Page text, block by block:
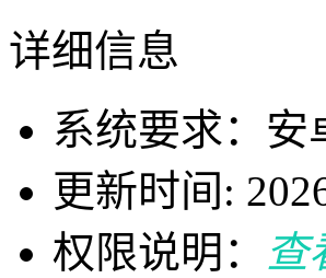
详细信息
系统要求：安
更新时间:
权限说明：
查